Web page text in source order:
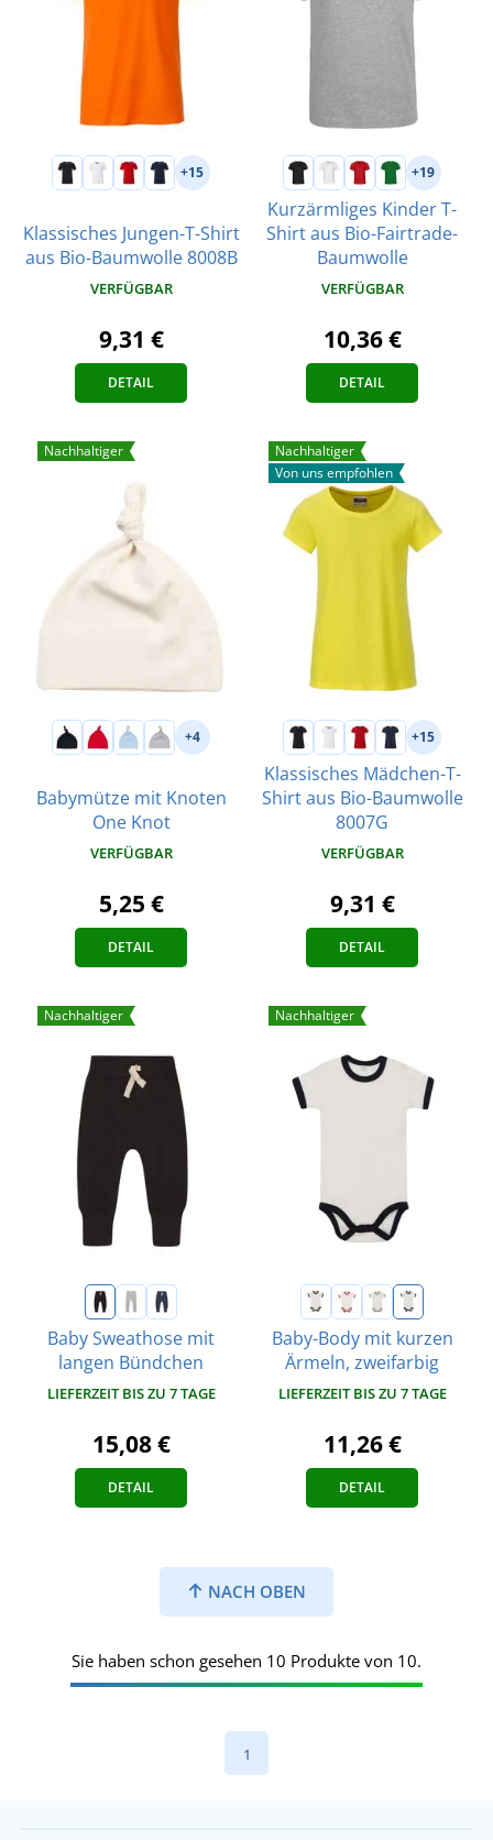
+15
Klassisches Jungen-T-Shirt
aus Bio-Baumwolle 8008B
VERFÜGBAR
9,31 €
DETAIL
+19
Kurzärmliges Kinder T-
Shirt aus Bio-Fairtrade-
Baumwolle
VERFÜGBAR
10,36 €
DETAIL
Nachhaltiger
+4
Babymütze mit Knoten
One Knot
VERFÜGBAR
5,25 €
DETAIL
Nachhaltiger
Von uns empfohlen
+15
Klassisches Mädchen-T-
Shirt aus Bio-Baumwolle
8007G
VERFÜGBAR
9,31 €
DETAIL
Nachhaltiger
Baby Sweathose mit
langen Bündchen
LIEFERZEIT BIS ZU 7 TAGE
15,08 €
DETAIL
Nachhaltiger
Baby-Body mit kurzen
Ärmeln, zweifarbig
LIEFERZEIT BIS ZU 7 TAGE
11,26 €
DETAIL
NACH OBEN
Sie haben schon gesehen 10 Produkte von 10.
1